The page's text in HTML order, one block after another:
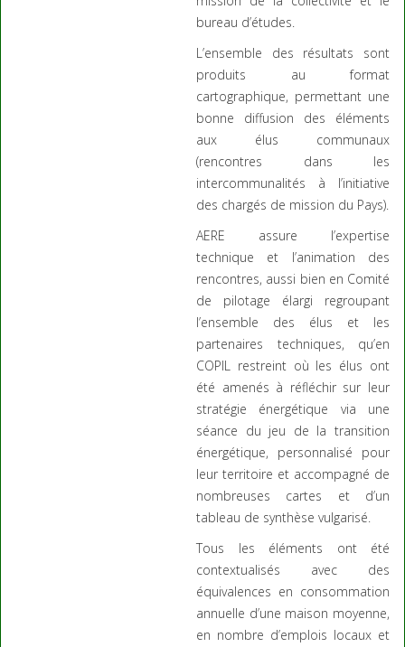
bureau d’études.
L’ensemble des résultats sont
produits au format
cartographique, permettant une
bonne diffusion des éléments
aux élus communaux
(rencontres dans les
intercommunalités à l’initiative
des chargés de mission du Pays).
AERE assure l’expertise
technique et l’animation des
rencontres, aussi bien en Comité
de pilotage élargi regroupant
l’ensemble des élus et les
partenaires techniques, qu’en
COPIL restreint où les élus ont
été amenés à réfléchir sur leur
stratégie énergétique via une
séance du jeu de la transition
énergétique, personnalisé pour
leur territoire et accompagné de
nombreuses cartes et d’un
tableau de synthèse vulgarisé.
Tous les éléments ont été
contextualisés avec des
équivalences en consommation
annuelle d’une maison moyenne,
en nombre d’emplois locaux et